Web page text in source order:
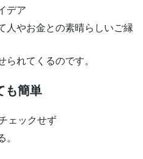
デア
人やお金との素晴らしいご縁
れてくるのです。
も簡単
ェックせず
。